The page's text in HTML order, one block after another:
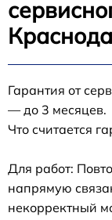
Гарантия от
— до 3 месяцев.
Что считается
Для работ:
напрямую
некорректный